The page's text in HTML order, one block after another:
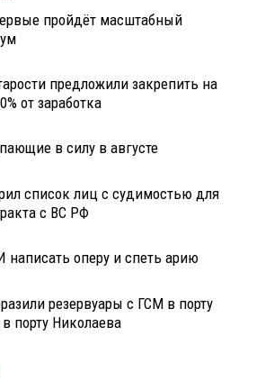
пройдёт масштабный
предложили закрепить на
от заработка
в силу в августе
список лиц с судимостью для
с ВС РФ
оперу и спеть арию
резервуары с ГСМ в порту
порту Николаева